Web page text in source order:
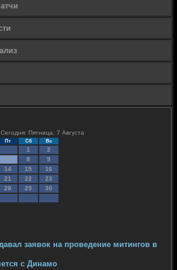
Сегодня: Пятница, 7 Августа
Пт Сб Вс
1
2
7 8
9
14 15
16
21 22
23
28 29
30
заявок на проведение митингов в
с Динамо